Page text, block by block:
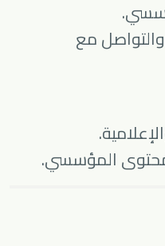
مع
المؤسسي.